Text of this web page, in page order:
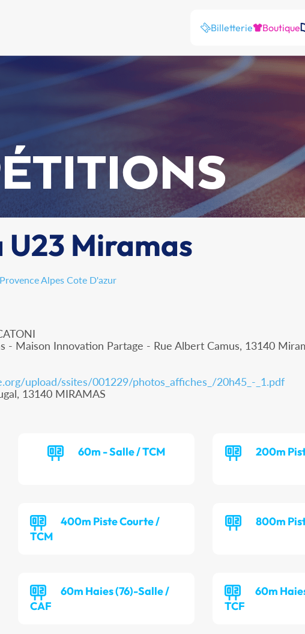
Billetterie Boutique
U23 Miramas
Alpes Cote D'azur
Maison Innovation Partage - Rue Albert Camus, 13140
upload/ssites/001229/photos_affiches_/20h45_-_1.pdf
13140 MIRAMAS
60m - Salle / TCM 200m
400m Piste Courte /
TCM
800m
60m Haies (76)-Salle /
CAF
60m
TCF